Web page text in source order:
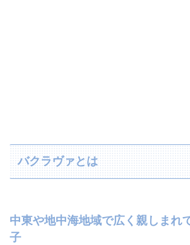
バクラヴァとは
中東や地中海地域で広く親しまれ
子